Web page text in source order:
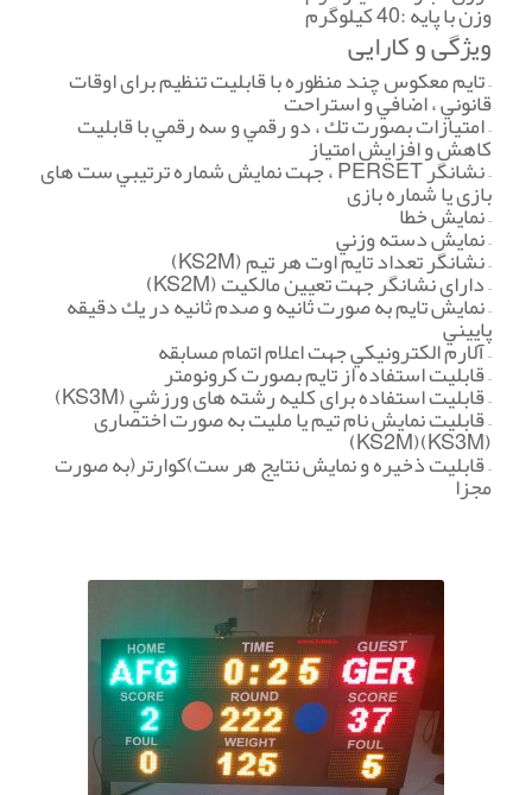
وزن با پایه :40 كيلوگرم
ویژگی و کارایی
– تایم معكوس چند منظوره با قابليت تنظيم برای اوقات
قانوني ، اضافي و استراحت
– امتيازات بصورت تك ، دو رقمي و سه رقمي با قابليت
كاهش و افزایش امتياز
– نشانگر PERSET ، جهت نمایش شماره ترتيبي ست های
بازی یا شماره بازی
– نمایش خطا
– نمایش دسته وزني
– نشانگر تعداد تایم اوت هر تيم (KS2M)
– دارای نشانگر جهت تعيين مالكيت (KS2M)
– نمایش تایم به صورت ثانيه و صدم ثانيه در یك دقيقه
پایيني
– آلارم الكترونيكي جهت اعلام اتمام مسابقه
– قابليت استفاده از تایم بصورت كرونومتر
– قابليت استفاده برای كليه رشته های ورزشي (KS3M)
– قابليت نمایش نام تيم یا مليت به صورت اختصاری
(KS3M)(KS2M)
– قابليت ذخيره و نمایش نتایج هر ست)كوارتر(به صورت
مجزا